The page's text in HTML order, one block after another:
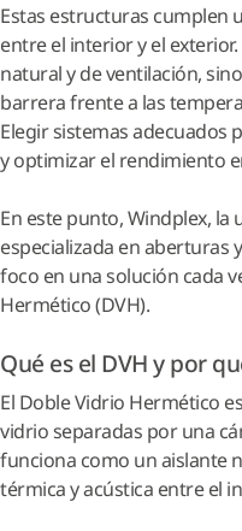
Estas estructuras cumplen
entre el interior y el
natural y de ventilación,
barrera frente a las
Elegir sistemas
y optimizar el rendimiento
En este punto, Windplex,
especializada en aberturas
foco en una solución cada
Hermético (DVH).
Qué es el DVH y por
El Doble Vidrio Hermético
vidrio separadas por una
funciona como un aislante
térmica y acústica entre el